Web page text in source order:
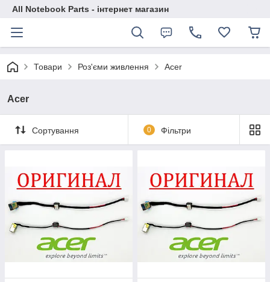
All Notebook Parts - інтернет магазин
Товари Роз'єми живлення Acer
Acer
Сортування 0 Фільтри